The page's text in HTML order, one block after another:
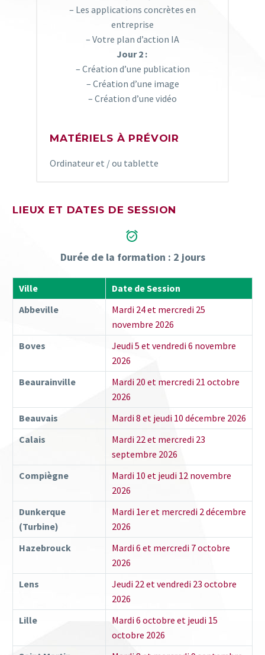
– Les applications concrètes en
entreprise​
– Votre plan d’action IA
Jour 2 : ​
– Création d’une publication​
– Création d’une image​
– Création d’une vidéo
MATÉRIELS À PRÉVOIR
Ordinateur et / ou tablette
LIEUX ET DATES DE SESSION


Durée de la formation : 2 jours
Ville
Date de Session
Abbeville
Mardi 24 et mercredi 25
novembre 2026
Boves
Jeudi 5 et vendredi 6 novembre
2026
Beaurainville
Mardi 20 et mercredi 21 octobre
2026
Beauvais
Mardi 8 et jeudi 10 décembre 2026
Calais
Mardi 22 et mercredi 23
septembre 2026
Compiègne
Mardi 10 et jeudi 12 novembre
2026
Dunkerque
(Turbine)
Mardi 1er et mercredi 2 décembre
2026
Hazebrouck
Mardi 6 et mercredi 7 octobre
2026
Lens
Jeudi 22 et vendredi 23 octobre
2026
Lille
Mardi 6 octobre et jeudi 15
octobre 2026